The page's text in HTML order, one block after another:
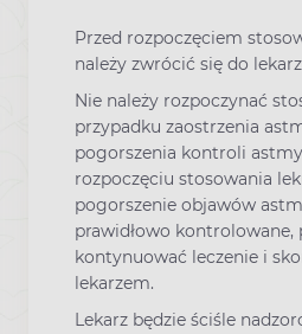
Przed rozpoczęciem
należy zwrócić się do
Nie należy rozpoczynać
przypadku zaostrzenia
pogorszenia kontroli
rozpoczęciu stosowania
pogorszenie objawów
prawidłowo
kontynuować leczenie i
lekarzem.
Lekarz będzie ściśle